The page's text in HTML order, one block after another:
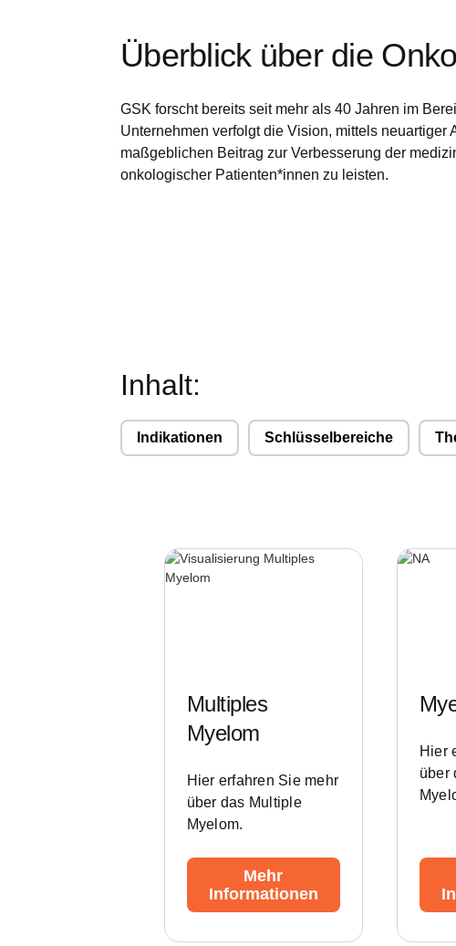
Überblick über die
GSK forscht bereits seit mehr als 40 Jahren im
Unternehmen verfolgt die Vision, mittels neuartiger
maßgeblichen Beitrag zur Verbesserung der
onkologischer Patienten*innen zu leisten.
Inhalt:
Indikationen Schlüsselbereiche
Multiples
Myelom
Hier erfahren Sie mehr
über das Multiple
Myelom.
Mehr
Informationen
Hier
über
Leistungs-Cookies
Werbe-Cookies